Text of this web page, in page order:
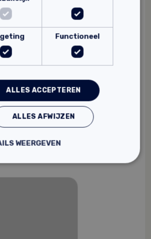
Solid Basa
kleuropties
75
Functioneel
ALLES ACCEPTEREN
ALLES AFWIJZEN
WEERGEVEN